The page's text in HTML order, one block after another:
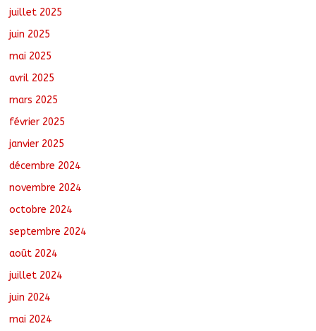
juillet 2025
juin 2025
mai 2025
avril 2025
mars 2025
février 2025
janvier 2025
décembre 2024
novembre 2024
octobre 2024
septembre 2024
août 2024
juillet 2024
juin 2024
mai 2024